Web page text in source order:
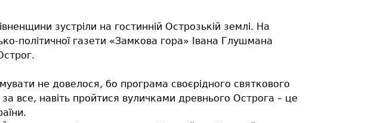
зустріли на гостинній Острозькій землі. На
політичної газети «Замкова гора» Івана Глушмана
не довелося, бо програма своєрідного святкового
все, навіть пройтися вуличками древнього Острога – це